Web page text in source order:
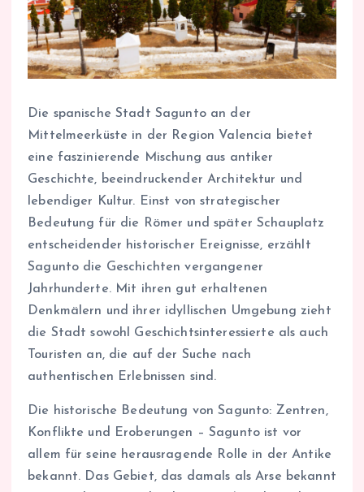
Die spanische Stadt Sagunto an der
Mittelmeerküste in der Region Valencia bietet
eine faszinierende Mischung aus antiker
Geschichte, beeindruckender Architektur und
lebendiger Kultur. Einst von strategischer
Bedeutung für die Römer und später Schauplatz
entscheidender historischer Ereignisse, erzählt
Sagunto die Geschichten vergangener
Jahrhunderte. Mit ihren gut erhaltenen
Denkmälern und ihrer idyllischen Umgebung zieht
die Stadt sowohl Geschichtsinteressierte als auch
Touristen an, die auf der Suche nach
authentischen Erlebnissen sind.
Die historische Bedeutung von Sagunto: Zentren,
Konflikte und Eroberungen – Sagunto ist vor
allem für seine herausragende Rolle in der Antike
bekannt. Das Gebiet, das damals als Arse bekannt